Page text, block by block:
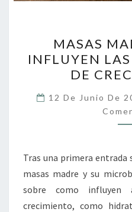
MASAS
INFLUYEN
DE
12 De Junio De
Tras una primera entrada
masas madre y su
sobre como influyen
crecimiento, como